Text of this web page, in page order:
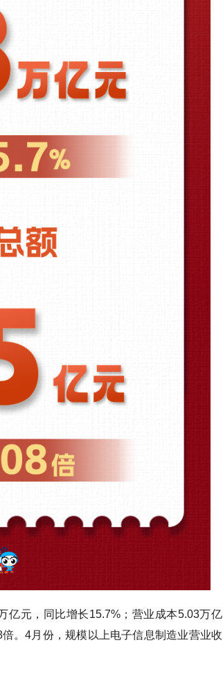
元，同比增长15.7%；营业成本5.03万亿
。4月份，规模以上电子信息制造业营业收